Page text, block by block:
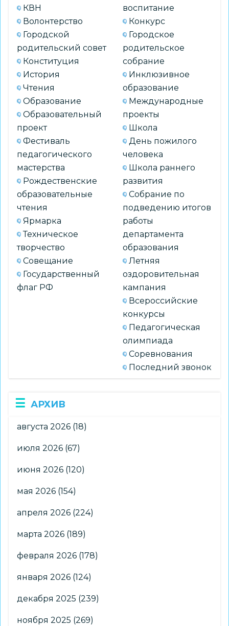
КВН
Волонтерство
Городской
родительский совет
Конституция
История
Чтения
Образование
Образовательный
проект
Фестиваль
педагогического
мастерства
Рождественские
образовательные
чтения
Ярмарка
Техническое
творчество
Совещание
Государственный
флаг РФ
воспитание
Конкурс
Городское
родительское
собрание
Инклюзивное
образование
Международные
проекты
Школа
День пожилого
человека
Школа раннего
развития
Собрание по
подведению итогов
работы
департамента
образования
Летняя
оздоровительная
кампания
Всероссийские
конкурсы
Педагогическая
олимпиада
Соревнования
Последний звонок
АРХИВ
августа 2026 (18)
июля 2026 (67)
июня 2026 (120)
мая 2026 (154)
апреля 2026 (224)
марта 2026 (189)
февраля 2026 (178)
января 2026 (124)
декабря 2025 (239)
ноября 2025 (269)